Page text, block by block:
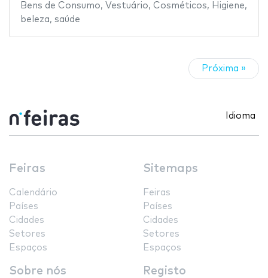
Bens de Consumo, Vestuário, Cosméticos, Higiene,
beleza, saúde
Próxima »
Idioma
Feiras
Calendário
Países
Cidades
Setores
Espaços
Sitemaps
Feiras
Países
Cidades
Setores
Espaços
Sobre nós Registo